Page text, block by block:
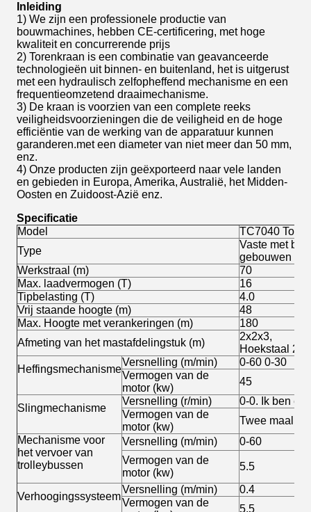
Inleiding
1) We zijn een professionele productie van
bouwmachines, hebben CE-certificering, met hoge
kwaliteit en concurrerende prijs
2) Torenkraan is een combinatie van geavanceerde
technologieën uit binnen- en buitenland, het is uitgerust
met een hydraulisch zelfopheffend mechanisme en een
frequentieomzetend draaimechanisme.
3) De kraan is voorzien van een complete reeks
veiligheidsvoorzieningen die de veiligheid en de hoge
efficiëntie van de werking van de apparatuur kunnen
garanderen.met een diameter van niet meer dan 50 mm,
enz.
4) Onze producten zijn geëxporteerd naar vele landen
en gebieden in Europa, Amerika, Australië, het Midden-
Oosten en Zuidoost-Azië enz.
Specificatie
Model
TC7040
Type
Vaste met
gebouwen
Werkstraal (m)
70
Max. laadvermogen (T)
16
Tipbelasting (T)
4.0
Vrij staande hoogte (m)
48
Max. Hoogte met verankeringen (m)
180
Afmeting van het mastafdelingstuk (m)
2x2x3,
Hoekstaal
Heffingsmechanisme
Versnelling (m/min)
0-60 0-30
Vermogen van de
motor (kw)
45
Slingmechanisme
Versnelling (r/min)
0-0. Ik ben er
Vermogen van de
motor (kw)
Twee maal
Mechanisme voor
het vervoer van
trolleybussen
Versnelling (m/min)
0-60
Vermogen van de
motor (kw)
5.5
Verhoogingssysteem
Versnelling (m/min)
0.4
Vermogen van de
5.5